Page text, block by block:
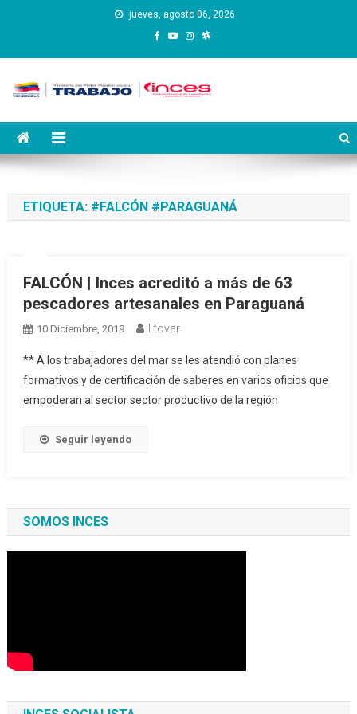
jueves, agosto 06, 2026
Instituto Nacional de
Capacitación y Educación
ETIQUETA: #FALCÓN #PARAGUANÁ
FALCÓN | Inces acreditó a más de 63
pescadores artesanales en Paraguaná
10 Diciembre, 2019 Ltovar
** A los trabajadores del mar se les atendió con planes
formativos y de certificación de saberes en varios oficios que
empoderan al sector sector productivo de la región
Seguir leyendo
SOMOS INCES